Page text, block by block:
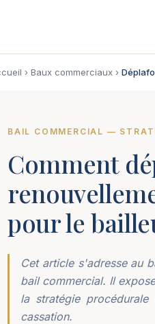
› Baux commerciaux ›
BAIL COMMERCIAL —
Comment
pour le
Cet article s'adresse au
bail commercial. Il
la stratégie
cassation.